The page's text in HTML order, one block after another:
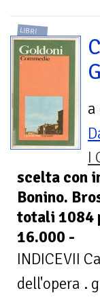
LIBRI
a
I
scelta con
Bonino.
totali 1084
16.000 -
INDICEVII
dell'opera .